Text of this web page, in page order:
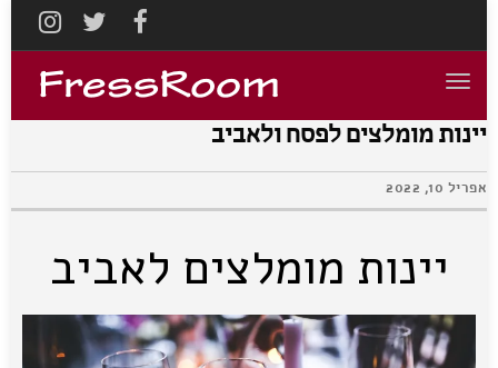
תפריט
יינות מומלצים לפסח ולאביב
אפריל 10, 2022
יינות מומלצים לאביב